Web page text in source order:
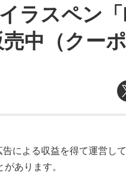
ラスペン「
売中（クー
による収益を得て運営し
あります。